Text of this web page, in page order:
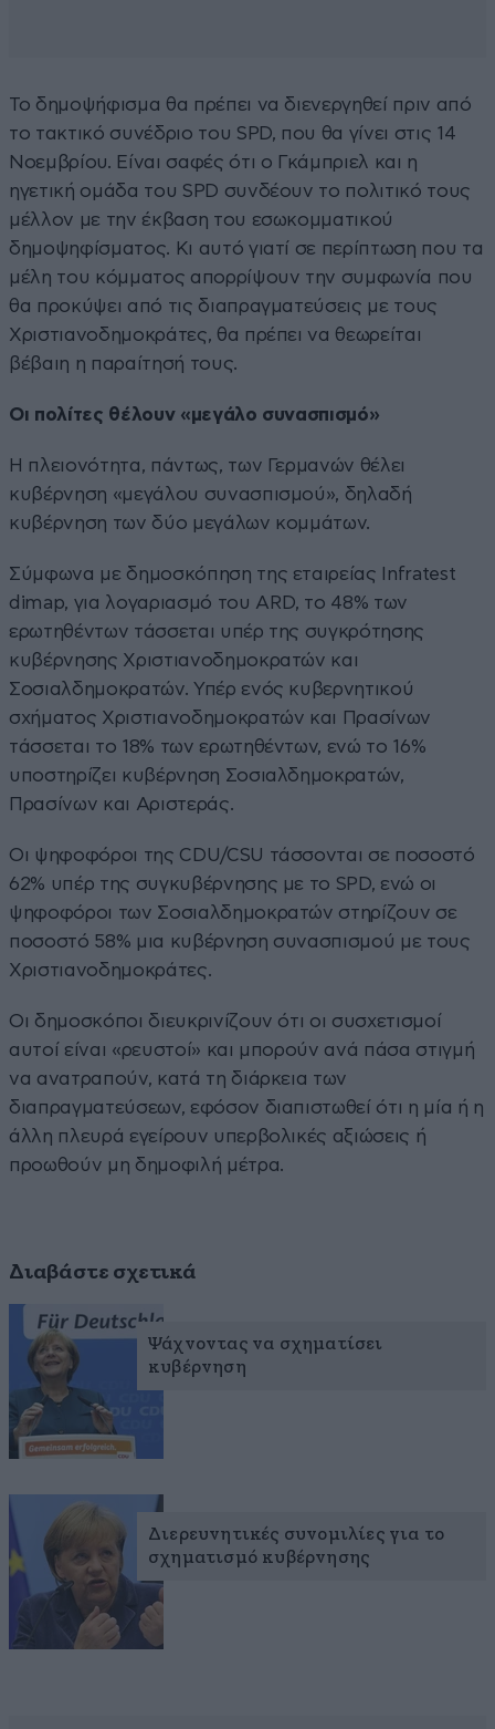
Το δημοψήφισμα θα πρέπει να διενεργηθεί πριν από
το τακτικό συνέδριο του SPD, που θα γίνει στις 14
Νοεμβρίου. Είναι σαφές ότι ο Γκάμπριελ και η
ηγετική ομάδα του SPD συνδέουν το πολιτικό τους
μέλλον με την έκβαση του εσωκομματικού
δημοψηφίσματος. Κι αυτό γιατί σε περίπτωση που τα
μέλη του κόμματος απορρίψουν την συμφωνία που
θα προκύψει από τις διαπραγματεύσεις με τους
Χριστιανοδημοκράτες, θα πρέπει να θεωρείται
βέβαιη η παραίτησή τους.
Οι πολίτες θέλουν «μεγάλο συνασπισμό»
Η πλειονότητα, πάντως, των Γερμανών θέλει
κυβέρνηση «μεγάλου συνασπισμού», δηλαδή
κυβέρνηση των δύο μεγάλων κομμάτων.
Σύμφωνα με δημοσκόπηση της εταιρείας Infratest
dimap, για λογαριασμό του ARD, το 48% των
ερωτηθέντων τάσσεται υπέρ της συγκρότησης
κυβέρνησης Χριστιανοδημοκρατών και
Σοσιαλδημοκρατών. Υπέρ ενός κυβερνητικού
σχήματος Χριστιανοδημοκρατών και Πρασίνων
τάσσεται το 18% των ερωτηθέντων, ενώ το 16%
υποστηρίζει κυβέρνηση Σοσιαλδημοκρατών,
Πρασίνων και Αριστεράς.
Οι ψηφοφόροι της CDU/CSU τάσσονται σε ποσοστό
62% υπέρ της συγκυβέρνησης με το SPD, ενώ οι
ψηφοφόροι των Σοσιαλδημοκρατών στηρίζουν σε
ποσοστό 58% μια κυβέρνηση συνασπισμού με τους
Χριστιανοδημοκράτες.
Οι δημοσκόποι διευκρινίζουν ότι οι συσχετισμοί
αυτοί είναι «ρευστοί» και μπορούν ανά πάσα στιγμή
να ανατραπούν, κατά τη διάρκεια των
διαπραγματεύσεων, εφόσον διαπιστωθεί ότι η μία ή η
άλλη πλευρά εγείρουν υπερβολικές αξιώσεις ή
προωθούν μη δημοφιλή μέτρα.
Διαβάστε σχετικά
Ψάχνοντας να σχηματίσει
κυβέρνηση
Διερευνητικές συνομιλίες για το
σχηματισμό κυβέρνησης